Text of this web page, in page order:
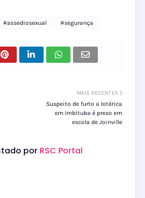
#assediosexual #segurança
MAIS RECENTES
Suspeito de furto a lotérica
em Imbituba é preso em
escola de Joinville
por RSC Portal